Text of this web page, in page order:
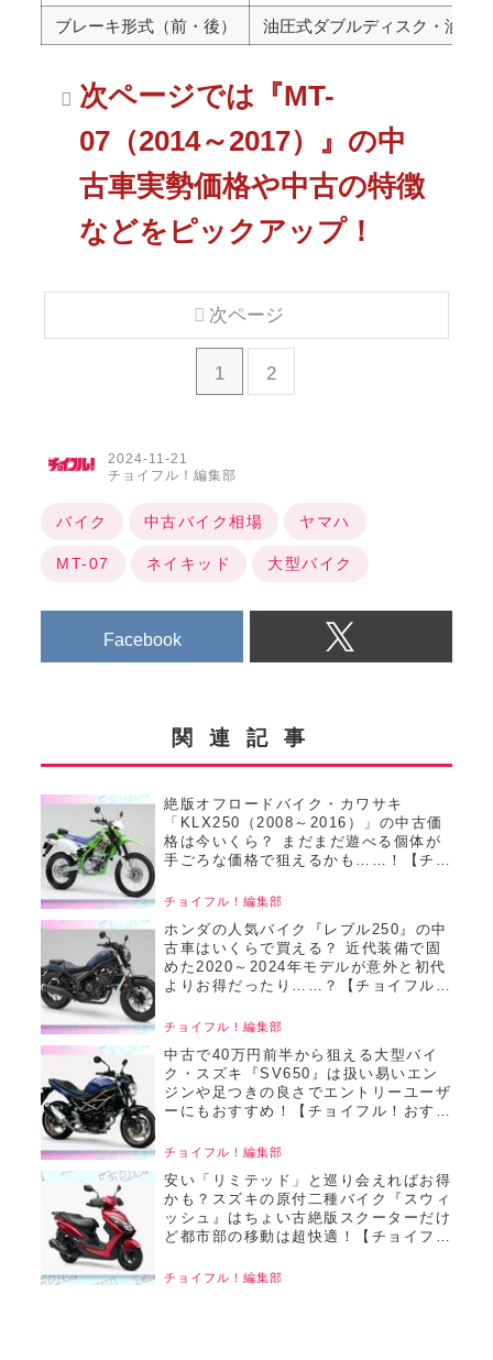
ブレーキ形式（前・後） 油圧式ダブルディスク・油圧
次ページでは『MT-
07（2014～2017）』の中
古車実勢価格や中古の特徴
などをピックアップ！
1 2
次ページ
2024-11-21
チョイフル！編集部
バイク 中古バイク相場 ヤマハ
MT-07 ネイキッド 大型バイク
Facebook
関連記事
絶版オフロードバイク・カワサキ
「KLX250（2008～2016）」の中古価
格は今いくら？ まだまだ遊べる個体が
手ごろな価格で狙えるかも……！【チョ
チ／22025年8月版】
チョイフル！編集部
ホンダの人気バイク『レブル250』の中
古車はいくらで買える？ 近代装備で固
めた2020～2024年モデルが意外と初代
よりお得だったり……？【チョイフル！
2025年6月版】
チョイフル！編集部
中古で40万円前半から狙える大型バイ
ク・スズキ『SV650』は扱い易いエン
ジンや足つきの良さでエントリーユーザ
ーにもおすすめ！【チョイフル！おすす
版】
チョイフル！編集部
安い「リミテッド」と巡り会えればお得
かも？スズキの原付二種バイク『スウィ
ッシュ』はちょい古絶版スクーターだけ
ど都市部の移動は超快適！【チョイフ
2025年6月版】
チョイフル！編集部